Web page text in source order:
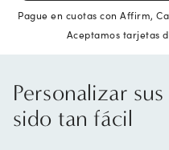
Pague en cuotas con Affirm,
Aceptamos tarjetas
Personalizar
sido tan fácil